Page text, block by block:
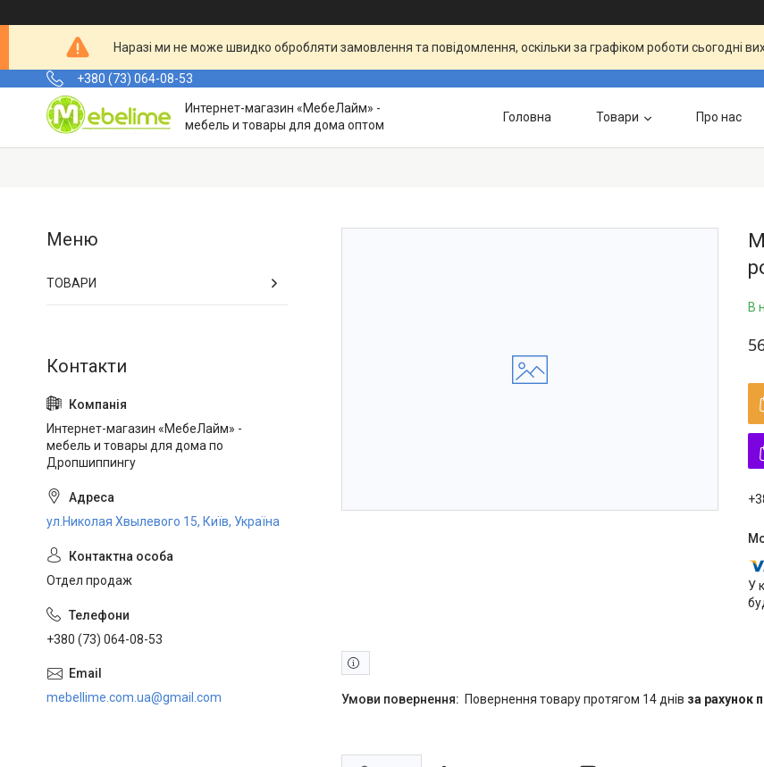
Наразі ми не може швидко обробляти замовлення та повідомлення, оскільки за графіком роботи сьогодні
+380 (73) 064-08-53
Интернет-магазин «МебеЛайм» -
мебель и товары для дома оптом
Головна Товари Про нас
В
У
повернення товару протягом 14 днів за рахунок
ТОВАРИ
Интернет-магазин «МебеЛайм» -
мебель и товары для дома по
Дропшиппингу
ул.Николая Хвылевого 15, Київ, Україна
Отдел продаж
+380 (73) 064-08-53
mebellime.com.ua@gmail.com